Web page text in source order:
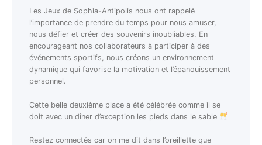
Les Jeux de Sophia-Antipolis nous ont rappelé
l’importance de prendre du temps pour nous amuser,
nous défier et créer des souvenirs inoubliables. En
encourageant nos collaborateurs à participer à des
événements sportifs, nous créons un environnement
dynamique qui favorise la motivation et l’épanouissement
personnel.
Cette belle deuxième place a été célébrée comme il se
doit avec un dîner d’exception les pieds dans le sable
Restez connectés car on me dit dans l’oreillette que